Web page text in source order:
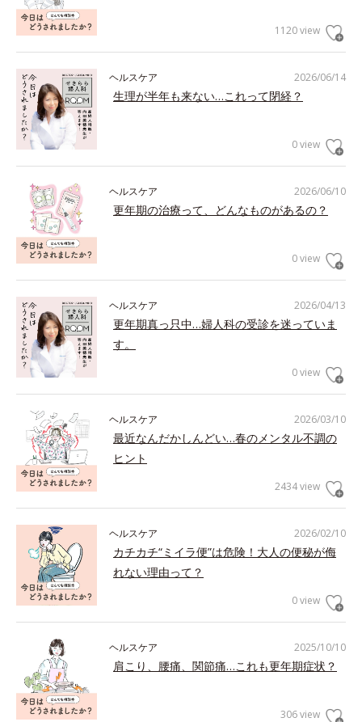
1120 view
2026/06/14
ヘルスケア
生理が半年も来ない…これって閉経？
0 view
2026/06/10
ヘルスケア
更年期の治療って、どんなものがあるの？
0 view
2026/04/13
ヘルスケア
更年期真っ只中…婦人科の受診を迷っていま
す。
0 view
2026/03/10
ヘルスケア
最近なんだかしんどい…春のメンタル不調の
ヒント
2434 view
2026/02/10
ヘルスケア
カチカチ“ミイラ便”は危険！大人の便秘が侮
れない理由って？
0 view
2025/10/10
ヘルスケア
肩こり、腰痛、関節痛…これも更年期症状？
306 view